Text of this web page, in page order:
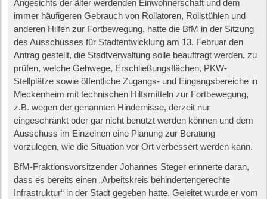
Angesichts der älter werdenden Einwohnerschaft und dem
immer häufigeren Gebrauch von Rollatoren, Rollstühlen und
anderen Hilfen zur Fortbewegung, hatte die BfM in der Sitzung
des Ausschusses für Stadtentwicklung am 13. Februar den
Antrag gestellt, die Stadtverwaltung solle beauftragt werden, zu
prüfen, welche Gehwege, Erschließungsflächen, PKW-
Stellplätze sowie öffentliche Zugangs- und Eingangsbereiche in
Meckenheim mit technischen Hilfsmitteln zur Fortbewegung,
z.B. wegen der genannten Hindernisse, derzeit nur
eingeschränkt oder gar nicht benutzt werden können und dem
Ausschuss im Einzelnen eine Planung zur Beratung
vorzulegen, wie die Situation vor Ort verbessert werden kann.
BfM-Fraktionsvorsitzender Johannes Steger erinnerte daran,
dass es bereits einen „Arbeitskreis behindertengerechte
Infrastruktur“ in der Stadt gegeben hatte. Geleitet wurde er vom